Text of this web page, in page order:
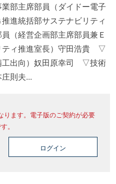
部主席部員（ダイドー電子
進統括部サステナビリティ
（経営企画部主席部員兼Ｅ
ティ推進室長）守田浩貴 ▽
工出向）奴田原幸司 ▽技術
則夫...
ります。電子版のご契約が必要
。
ログイン